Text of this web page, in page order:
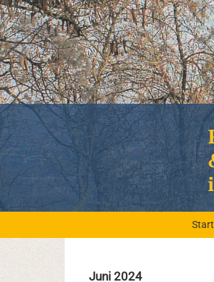
Start
Juni 2024